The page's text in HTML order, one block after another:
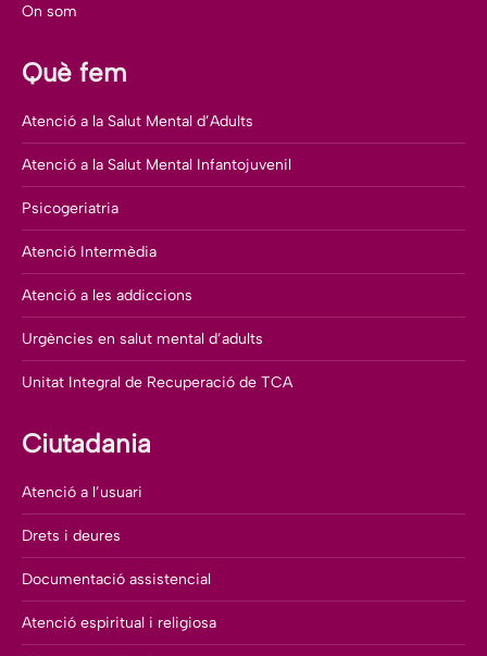
On som
Què fem
Atenció a la Salut Mental d’Adults
Atenció a la Salut Mental Infantojuvenil
Psicogeriatria
Atenció Intermèdia
Atenció a les addiccions
Urgències en salut mental d’adults
Unitat Integral de Recuperació de TCA
Ciutadania
Atenció a l’usuari
Drets i deures
Documentació assistencial
Atenció espiritual i religiosa